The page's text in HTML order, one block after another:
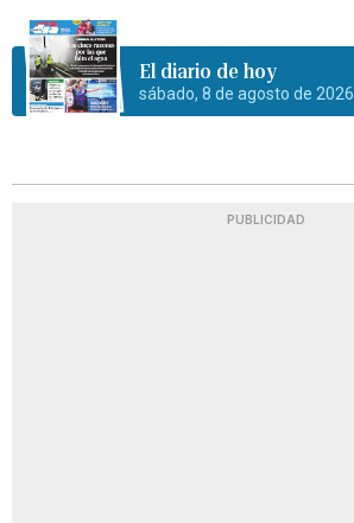
El diario de hoy
sábado, 8 de agosto de 2026
PUBLICIDAD